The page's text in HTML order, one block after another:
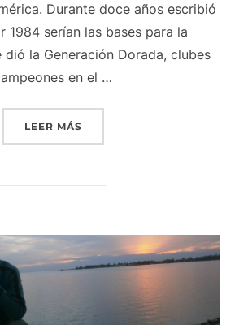
Durante doce años escribió
1984 serían las bases para la
la Generación Dorada, clubes
en el …
LEER MÁS««CON TANTOS